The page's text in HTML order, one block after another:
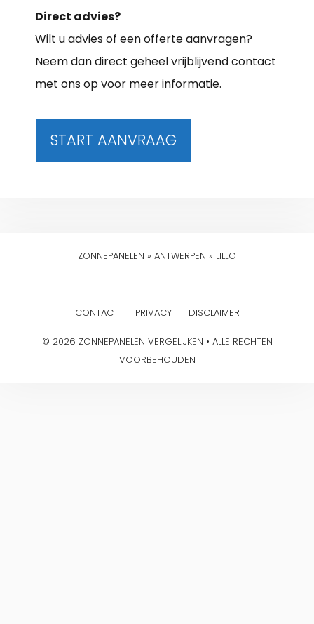
Direct advies?
Wilt u advies of een offerte aanvragen?
Neem dan direct geheel vrijblijvend contact
met ons op voor meer informatie.
START AANVRAAG
ZONNEPANELEN » ANTWERPEN » LILLO
CONTACT PRIVACY DISCLAIMER
© 2026 ZONNEPANELEN VERGELIJKEN • ALLE RECHTEN
VOORBEHOUDEN